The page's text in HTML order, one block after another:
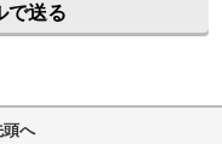
で送る
頭へ